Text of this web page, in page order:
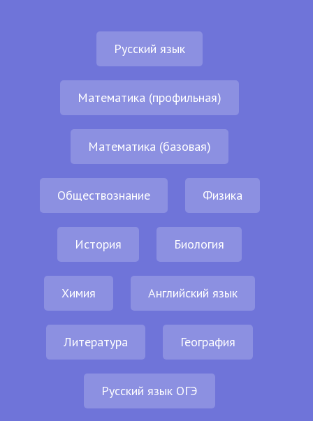
Русский язык
Математика (профильная)
Математика (базовая)
Обществознание Физика
История Биология
Химия Английский язык
Литература География
Русский язык ОГЭ